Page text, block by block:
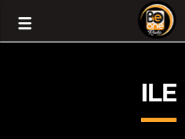
ILE